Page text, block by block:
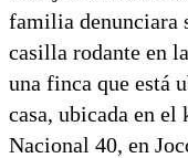
familia denunciara
casilla rodante en
una finca que está
casa, ubicada en
Nacional 40, en